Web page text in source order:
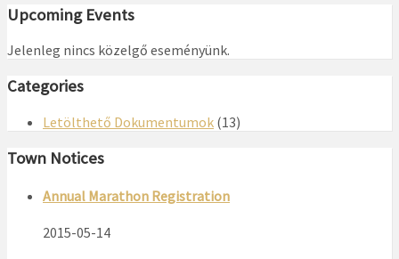
Upcoming Events
Jelenleg nincs közelgő eseményünk.
Categories
Letölthető Dokumentumok (13)
Town Notices
Annual Marathon Registration
2015-05-14